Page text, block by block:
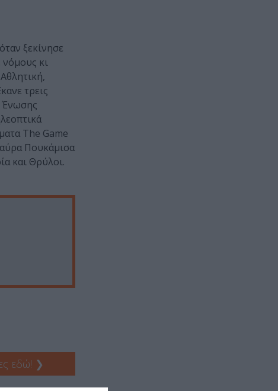
ξεκίνησε
κι
τρεις
Ένωσης
The Game
Πουκάμισα
και Θρύλοι.
εδώ! ❯